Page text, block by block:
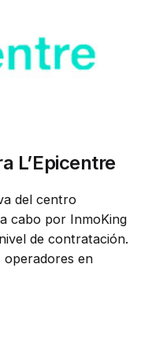
L’Epicentre
del centro
cabo por InmoKing
de contratación.
operadores en